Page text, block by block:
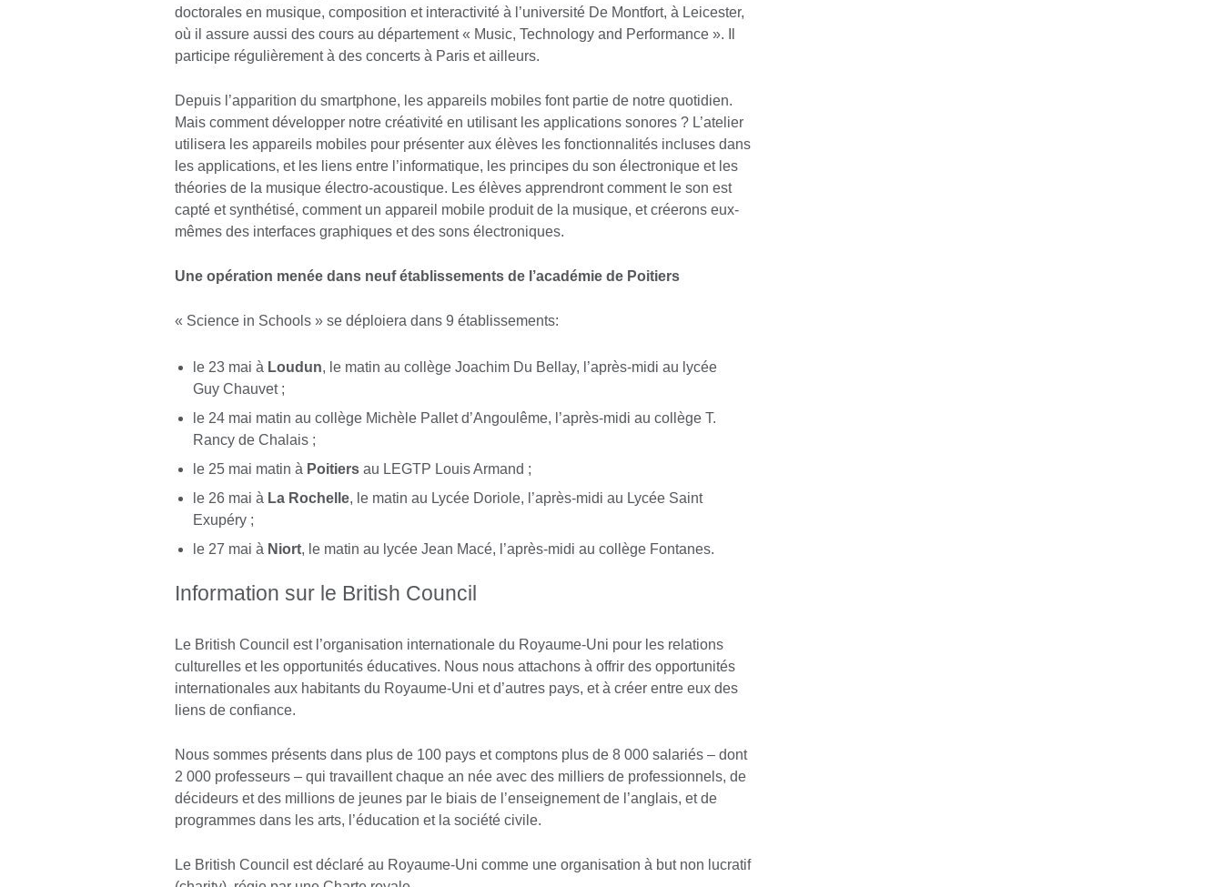
doctorales en musique, composition et interactivité à l’université De Montfort, à Leicester,
où il assure aussi des cours au département « Music, Technology and Performance ». Il
participe régulièrement à des concerts à Paris et ailleurs.
Depuis l’apparition du smartphone, les appareils mobiles font partie de notre quotidien.
Mais comment développer notre créativité en utilisant les applications sonores ? L’atelier
utilisera les appareils mobiles pour présenter aux élèves les fonctionnalités incluses dans
les applications, et les liens entre l’informatique, les principes du son électronique et les
théories de la musique électro-acoustique. Les élèves apprendront comment le son est
capté et synthétisé, comment un appareil mobile produit de la musique, et créerons eux-
mêmes des interfaces graphiques et des sons électroniques.
Une opération menée dans neuf établissements de l’académie de Poitiers
« Science in Schools » se déploiera dans 9 établissements:
le 23 mai à Loudun, le matin au collège Joachim Du Bellay, l’après-midi au lycée
Guy Chauvet ;
le 24 mai matin au collège Michèle Pallet d’Angoulême, l’après-midi au collège T.
Rancy de Chalais ;
le 25 mai matin à Poitiers au LEGTP Louis Armand ;
le 26 mai à La Rochelle, le matin au Lycée Doriole, l’après-midi au Lycée Saint
Exupéry ;
le 27 mai à Niort, le matin au lycée Jean Macé, l’après-midi au collège Fontanes.
Information sur le British Council
Le British Council est l’organisation internationale du Royaume-Uni pour les relations
culturelles et les opportunités éducatives. Nous nous attachons à offrir des opportunités
internationales aux habitants du Royaume-Uni et d’autres pays, et à créer entre eux des
liens de confiance.
Nous sommes présents dans plus de 100 pays et comptons plus de 8 000 salariés – dont
2 000 professeurs – qui travaillent chaque an née avec des milliers de professionnels, de
décideurs et des millions de jeunes par le biais de l’enseignement de l’anglais, et de
programmes dans les arts, l’éducation et la société civile.
Le British Council est déclaré au Royaume-Uni comme une organisation à but non lucratif